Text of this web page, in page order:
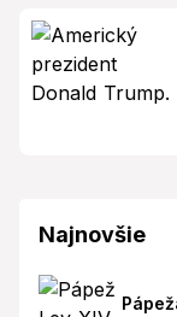
Najnovšie